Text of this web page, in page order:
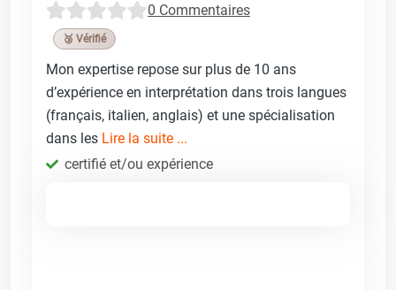
0 Commentaires
🥉 Vérifié
Mon expertise repose sur plus de 10 ans
d’expérience en interprétation dans trois langues
(français, italien, anglais) et une spécialisation
dans les Lire la suite ...
certifié et/ou expérience